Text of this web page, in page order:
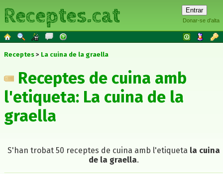
Donar-se d'alta
Receptes.cat
Receptes La cuina de la graella
Receptes de cuina amb
l'etiqueta: La cuina de la
graella
S'han trobat 50 receptes de cuina amb l'etiqueta la cuina
de la graella.